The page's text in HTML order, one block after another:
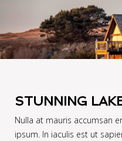
STUNNING
Nulla at mauris accumsan
ipsum. In iaculis est ut